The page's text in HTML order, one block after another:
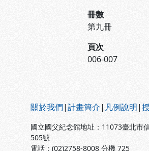
冊數
第九冊
頁次
006-007
關於我們|計畫簡介| 凡例說明|
國立國父紀念館地址：11073臺北市
505號
電話：(02)2758-8008 分機 725